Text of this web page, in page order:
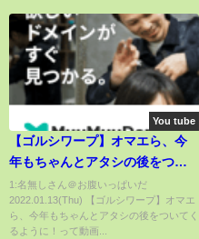
You tube
【ゴルシワープ】オマエら、今
年もちゃんとアタシの後をつい
てくるように！
1:名無しさん＠お腹いっぱいだ
2022.01.13(Thu) 【ゴルシワープ】オマエ
ら、今年もちゃんとアタシの後をついてく
るように！って動画...